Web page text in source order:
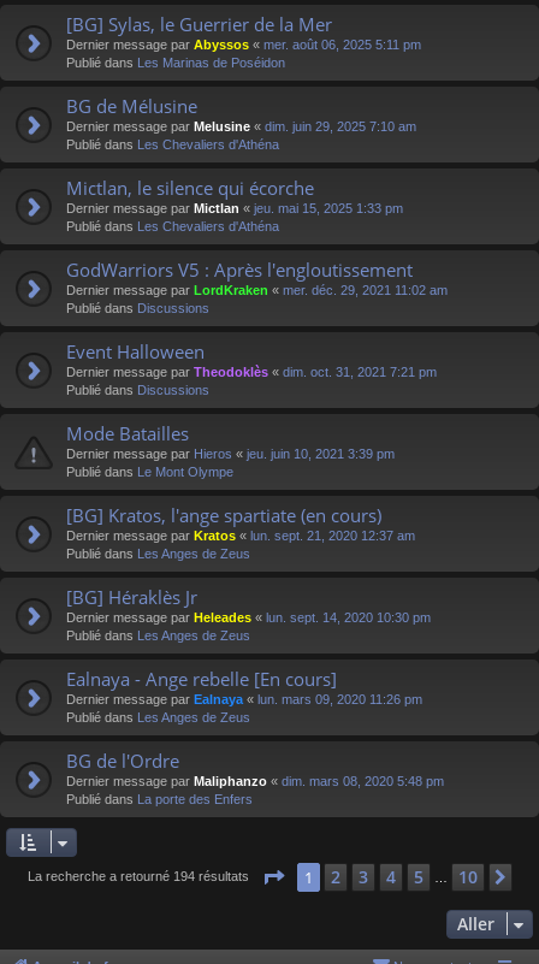
[BG] Sylas, le Guerrier de la Mer
Dernier message par Abyssos « mer. août 06, 2025 5:11 pm
Publié dans Les Marinas de Poséidon
BG de Mélusine
Dernier message par Melusine « dim. juin 29, 2025 7:10 am
Publié dans Les Chevaliers d'Athéna
Mictlan, le silence qui écorche
Dernier message par Mictlan « jeu. mai 15, 2025 1:33 pm
Publié dans Les Chevaliers d'Athéna
GodWarriors V5 : Après l'engloutissement
Dernier message par LordKraken « mer. déc. 29, 2021 11:02 am
Publié dans Discussions
Event Halloween
Dernier message par Theodoklès « dim. oct. 31, 2021 7:21 pm
Publié dans Discussions
Mode Batailles
Dernier message par Hieros « jeu. juin 10, 2021 3:39 pm
Publié dans Le Mont Olympe
[BG] Kratos, l'ange spartiate (en cours)
Dernier message par Kratos « lun. sept. 21, 2020 12:37 am
Publié dans Les Anges de Zeus
[BG] Héraklès Jr
Dernier message par Heleades « lun. sept. 14, 2020 10:30 pm
Publié dans Les Anges de Zeus
Ealnaya - Ange rebelle [En cours]
Dernier message par Ealnaya « lun. mars 09, 2020 11:26 pm
Publié dans Les Anges de Zeus
BG de l'Ordre
Dernier message par Maliphanzo « dim. mars 08, 2020 5:48 pm
Publié dans La porte des Enfers
La recherche a retourné 194 résultats Page 1sur 10
1 2 3 4 5 10
Aller